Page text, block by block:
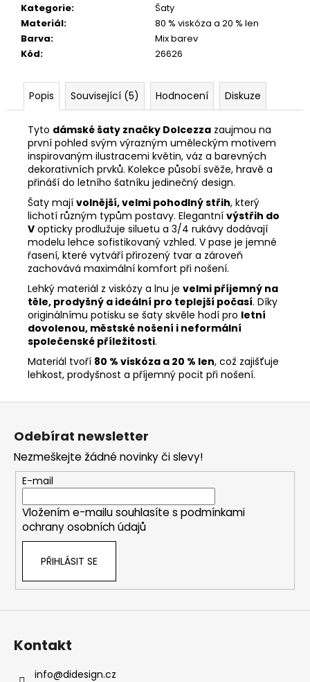
Kategorie:
Šaty
Materiál:
80 % viskóza a 20 % len
Barva:
Mix barev
Kód: 26626
Popis Související (5) Hodnocení Diskuze
Tyto dámské šaty značky Dolcezza zaujmou na
první pohled svým výrazným uměleckým motivem
inspirovaným ilustracemi květin, váz a barevných
dekorativních prvků. Kolekce působí svěže, hravě a
přináší do letního šatníku jedinečný design.
Šaty mají volnější, velmi pohodlný střih, který
lichotí různým typům postavy. Elegantní výstřih do
V opticky prodlužuje siluetu a 3/4 rukávy dodávají
modelu lehce sofistikovaný vzhled. V pase je jemné
řasení, které vytváří přirozený tvar a zároveň
zachovává maximální komfort při nošení.
Lehký materiál z viskózy a lnu je velmi příjemný na
těle, prodyšný a ideální pro teplejší počasí. Díky
originálnímu potisku se šaty skvěle hodí pro letní
dovolenou, městské nošení i neformální
společenské příležitosti.
Materiál tvoří 80 % viskóza a 20 % len, což zajišťuje
lehkost, prodyšnost a příjemný pocit při nošení.
699
Kč
Z
Odebírat newsletter
Nezmeškejte žádné novinky či slevy!
E-mail
Vložením e-mailu souhlasíte s podmínkami
ochrany osobních údajů
PŘIHLÁSIT SE
Kontakt
info@didesign.cz